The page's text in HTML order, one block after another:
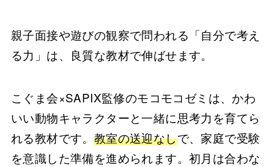
親子面接や遊びの観察で問われる「自分で考え
る力」は、良質な教材で伸ばせます。
こぐま会×SAPIX監修のモコモコゼミは、かわ
いい動物キャラクターと一緒に思考力を育てら
れる教材です。 教室の送迎なしで、家庭で受験
を意識した準備を進められます。初月は合わな